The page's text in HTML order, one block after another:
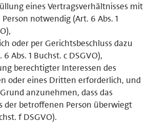
eines Vertragsverhältnisses mit
notwendig (Art. 6 Abs. 1
oder per Gerichtsbeschluss dazu
Abs. 1 Buchst. c DSGVO),
berechtigter Interessen des
oder eines Dritten erforderlich, und
anzunehmen, dass das
der betroffenen Person überwiegt
f DSGVO).